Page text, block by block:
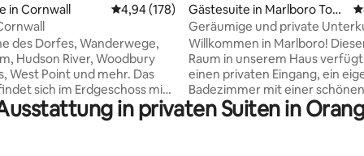
4,94 von 5, 573 Bewertungen
in Cornwall Durchschnittliche Bewertung: 4,94 von 5,
4,94 (178)
des Dorfes, Wanderwege,
Hudson River, Woodbury
Point und mehr. Das
sich im Erdgeschoss mit
Eingang. Die Küchenzeile
Konvektions-Toaster, ein
Gästesuite in Marlboro Tow
nship
Geräumige und private
Hudson Valley
Willkommen in Marlboro!
Raum in unserem Haus
einen privaten Eingang, ein
Badezimmer mit einer
einen Essbereich (keine
Teekessel und
in privaten Suiten in